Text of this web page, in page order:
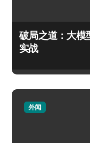
破局之道：大模
实战
外闻